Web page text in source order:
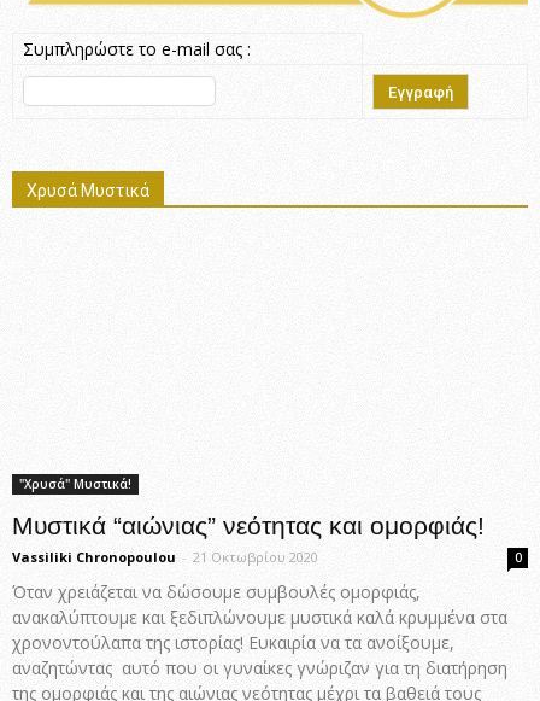
Συμπληρώστε το e-mail σας :
Χρυσά Μυστικά
"Χρυσά" Μυστικά!
Μυστικά “αιώνιας” νεότητας και ομορφιάς!
Vassiliki Chronopoulou - 21 Οκτωβρίου 2020 0
Όταν χρειάζεται να δώσουμε συμβουλές ομορφιάς,
ανακαλύπτουμε και ξεδιπλώνουμε μυστικά καλά κρυμμένα στα
χρονοντούλαπα της ιστορίας! Ευκαιρία να τα ανοίξουμε,
αναζητώντας αυτό που οι γυναίκες γνώριζαν για τη διατήρηση
της ομορφιάς και της αιώνιας νεότητας μέχρι τα βαθειά τους